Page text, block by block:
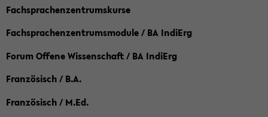
Fachsprachenzentrumskurse
Fachsprachenzentrumsmodule / BA IndiErg
Forum Offene Wissenschaft / BA IndiErg
Französisch / B.A.
Französisch / M.Ed.